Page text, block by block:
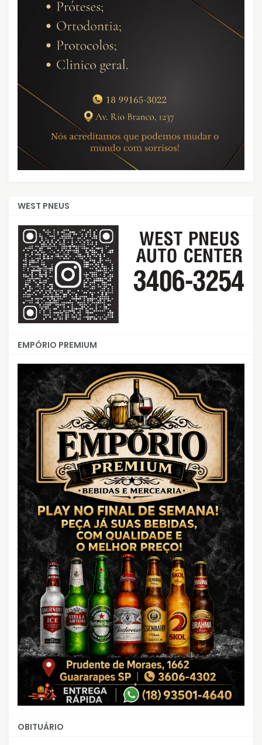
WEST PNEUS
EMPÓRIO PREMIUM
OBITUÁRIO